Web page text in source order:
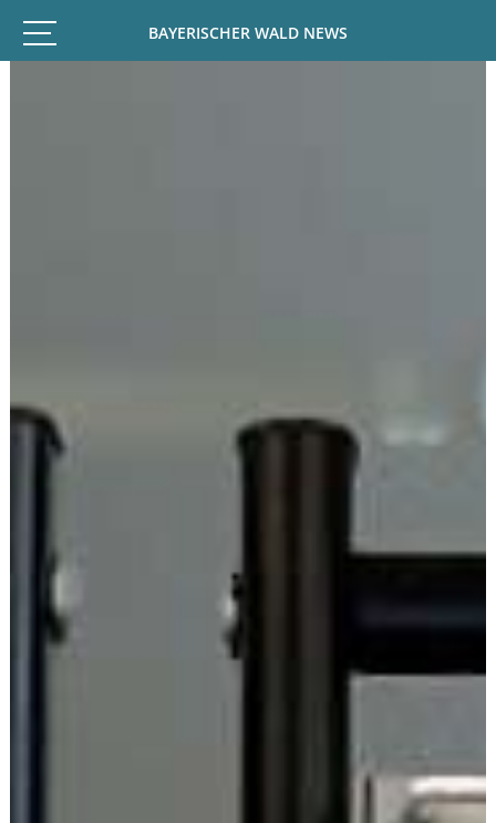
BAYERISCHER WALD NEWS